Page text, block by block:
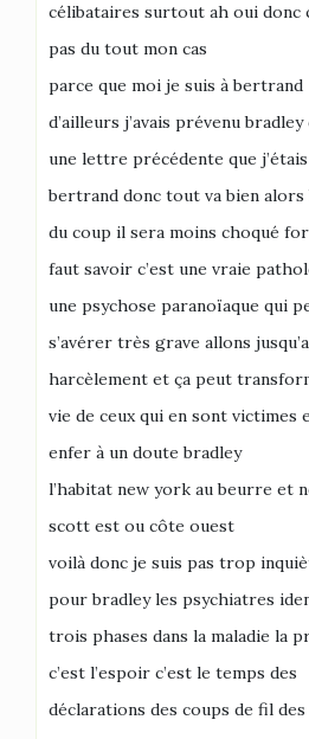
célibataires surtout ah oui donc
pas du tout mon cas
parce que moi je suis à bertrand
d’ailleurs j’avais prévenu bradley
une lettre précédente que j’étais
bertrand donc tout va bien alors
du coup il sera moins choqué
faut savoir c’est une vraie
une psychose paranoïaque qui
s’avérer très grave allons
harcèlement et ça peut
vie de ceux qui en sont victimes
enfer à un doute bradley
l’habitat new york au beurre et
scott est ou côte ouest
voilà donc je suis pas trop
pour bradley les psychiatres
trois phases dans la maladie la
c’est l’espoir c’est le temps des
déclarations des coups de fil